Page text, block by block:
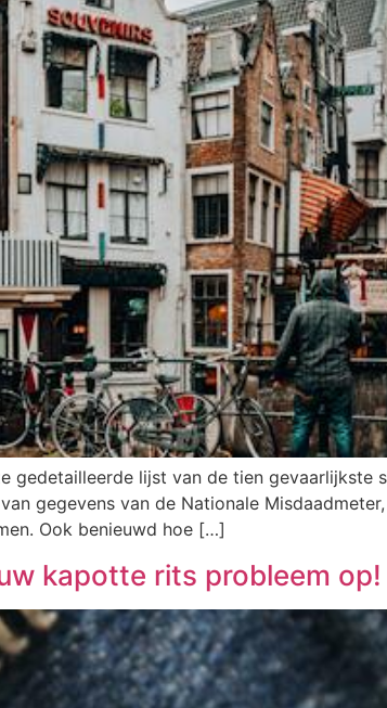
gedetailleerde lijst van de tien gevaarlijkste
gegevens van de Nationale
Ook benieuwd hoe […]
kapotte rits probleem op!